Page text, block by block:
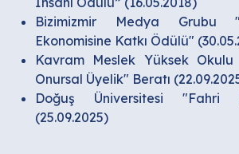
Bizimizmir Medya Grubu
Ekonomisine Katkı Ödülü"
Kavram Meslek Yüksek
Onursal Üyelik" Beratı
Doğuş Üniversitesi "Fahri
(25.09.2025)